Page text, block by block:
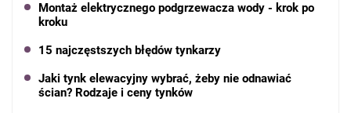
Montaż elektrycznego podgrzewacza wody - krok po
kroku
15 najczęstszych błędów tynkarzy
Jaki tynk elewacyjny wybrać, żeby nie odnawiać
ścian? Rodzaje i ceny tynków